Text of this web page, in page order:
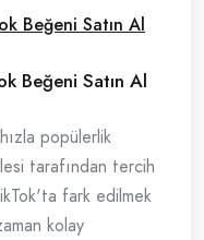
Beğeni Satın Al
popülerlik
tarafından tercih
fark edilmek
kolay